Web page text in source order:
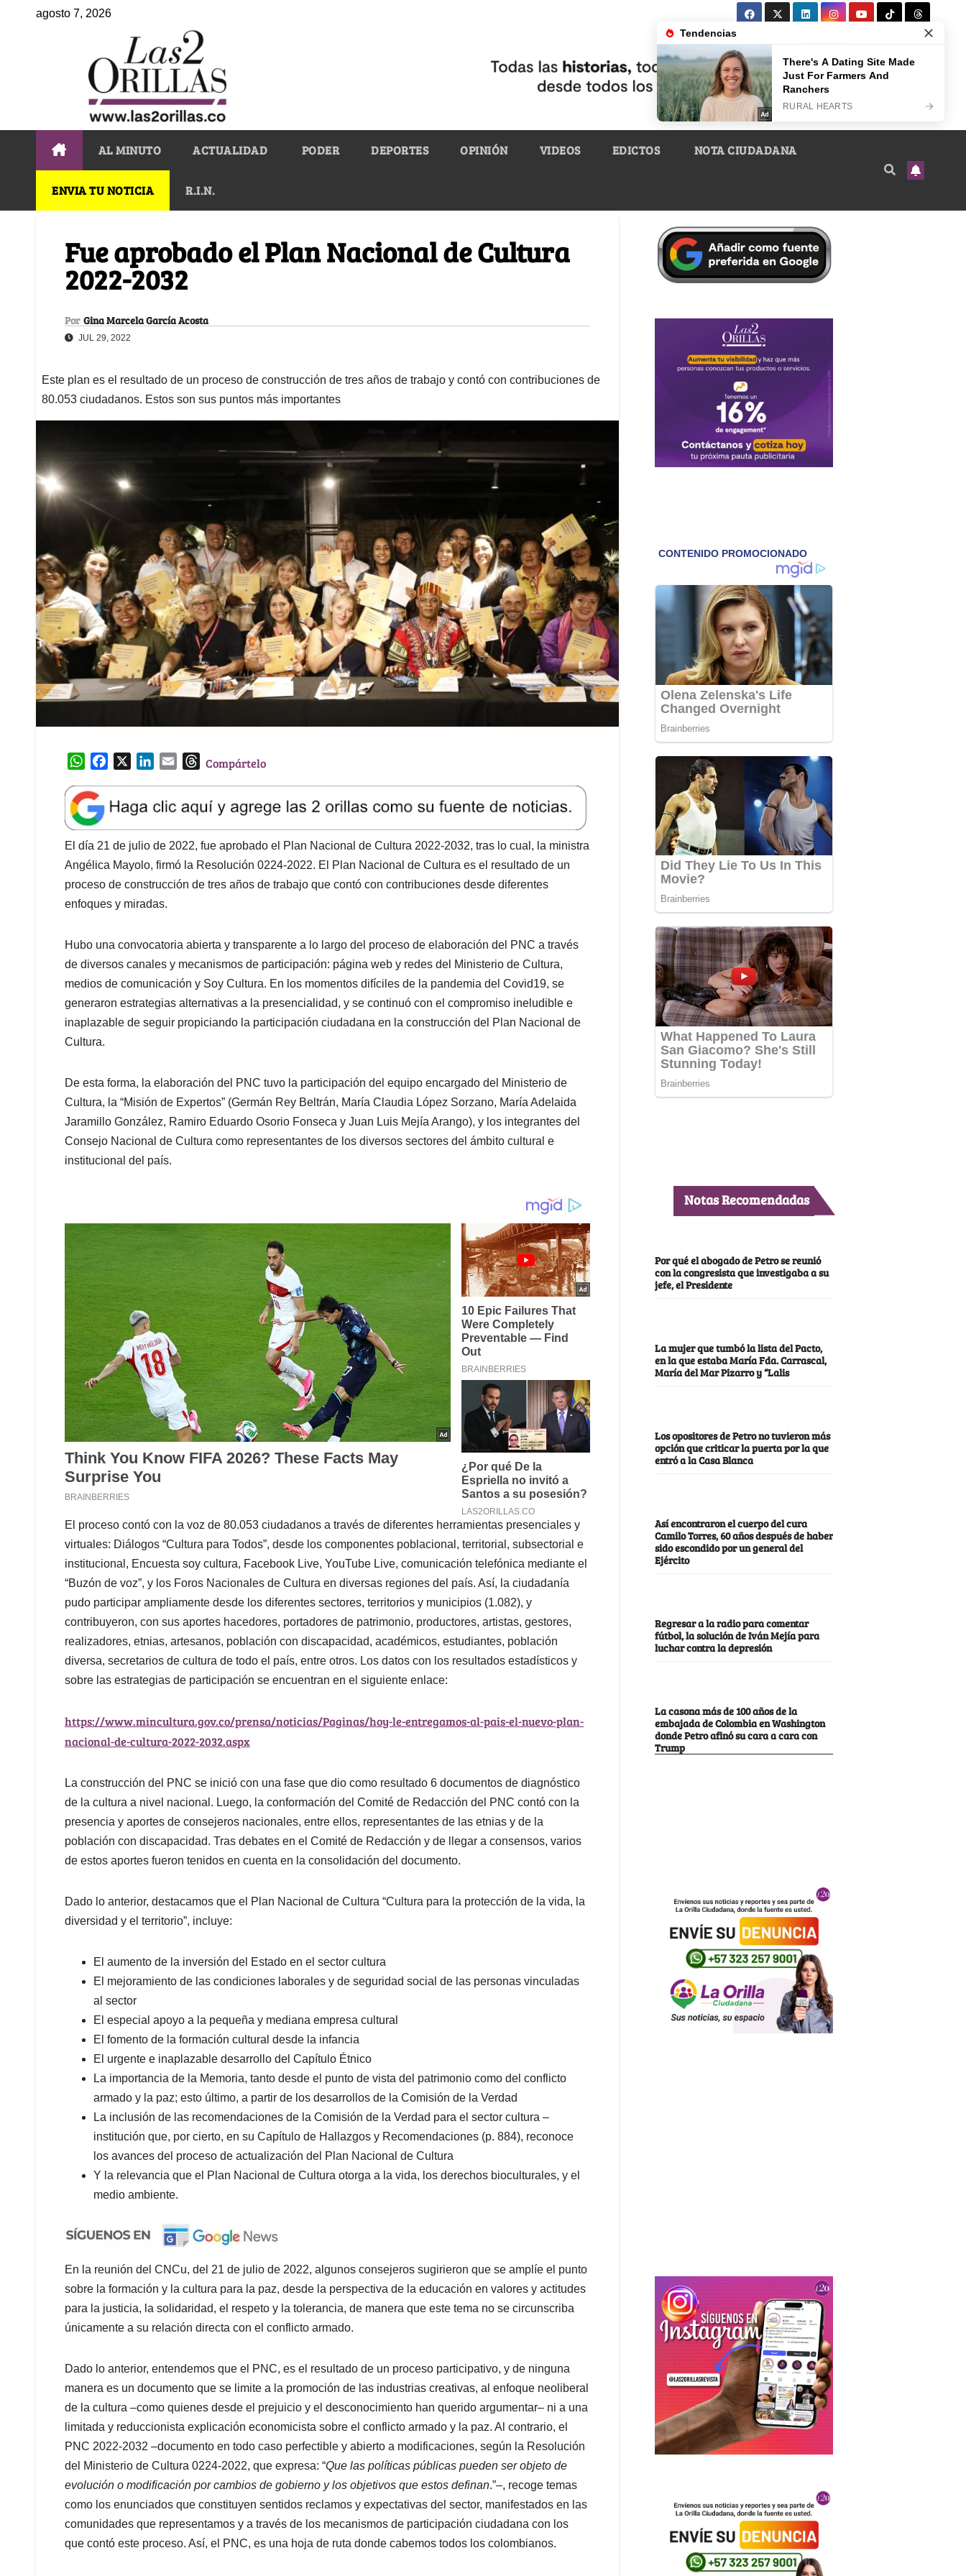
agosto 7, 2026
AL MINUTO ACTUALIDAD PODER DEPORTES OPINIÓN VIDEOS EDICTOS NOTA CIUDADANA
ENVIA TU NOTICIA R.I.N.
Fue aprobado el Plan Nacional de Cultura
2022-2032
Por Gina Marcela García Acosta
JUL 29, 2022
Este plan es el resultado de un proceso de construcción de tres años de trabajo y contó con contribuciones de
80.053 ciudadanos. Estos son sus puntos más importantes
W
a
t
s
A
p
p
e
b
o
o
k
k
e
d
I
n
l
T
e
a
d
s
Compártelo
El día 21 de julio de 2022, fue aprobado el Plan Nacional de Cultura 2022-2032, tras lo cual, la ministra
Angélica Mayolo, firmó la Resolución 0224-2022. El Plan Nacional de Cultura es el resultado de un
proceso de construcción de tres años de trabajo que contó con contribuciones desde diferentes
enfoques y miradas.
Hubo una convocatoria abierta y transparente a lo largo del proceso de elaboración del PNC a través
de diversos canales y mecanismos de participación: página web y redes del Ministerio de Cultura,
medios de comunicación y Soy Cultura. En los momentos difíciles de la pandemia del Covid19, se
generaron estrategias alternativas a la presencialidad, y se continuó con el compromiso ineludible e
inaplazable de seguir propiciando la participación ciudadana en la construcción del Plan Nacional de
Cultura.
De esta forma, la elaboración del PNC tuvo la participación del equipo encargado del Ministerio de
Cultura, la “Misión de Expertos” (Germán Rey Beltrán, María Claudia López Sorzano, María Adelaida
Jaramillo González, Ramiro Eduardo Osorio Fonseca y Juan Luis Mejía Arango), y los integrantes del
Consejo Nacional de Cultura como representantes de los diversos sectores del ámbito cultural e
institucional del país.
El proceso contó con la voz de 80.053 ciudadanos a través de diferentes herramientas presenciales y
virtuales: Diálogos “Cultura para Todos”, desde los componentes poblacional, territorial, subsectorial e
institucional, Encuesta soy cultura, Facebook Live, YouTube Live, comunicación telefónica mediante el
“Buzón de voz”, y los Foros Nacionales de Cultura en diversas regiones del país. Así, la ciudadanía
pudo participar ampliamente desde los diferentes sectores, territorios y municipios (1.082), y
contribuyeron, con sus aportes hacedores, portadores de patrimonio, productores, artistas, gestores,
realizadores, etnias, artesanos, población con discapacidad, académicos, estudiantes, población
diversa, secretarios de cultura de todo el país, entre otros. Los datos con los resultados estadísticos y
sobre las estrategias de participación se encuentran en el siguiente enlace:
https://www.mincultura.gov.co/prensa/noticias/Paginas/hoy-le-entregamos-al-pais-el-nuevo-plan-
nacional-de-cultura-2022-2032.aspx
La construcción del PNC se inició con una fase que dio como resultado 6 documentos de diagnóstico
de la cultura a nivel nacional. Luego, la conformación del Comité de Redacción del PNC contó con la
presencia y aportes de consejeros nacionales, entre ellos, representantes de las etnias y de la
población con discapacidad. Tras debates en el Comité de Redacción y de llegar a consensos, varios
de estos aportes fueron tenidos en cuenta en la consolidación del documento.
Dado lo anterior, destacamos que el Plan Nacional de Cultura “Cultura para la protección de la vida, la
diversidad y el territorio”, incluye:
El aumento de la inversión del Estado en el sector cultura
El mejoramiento de las condiciones laborales y de seguridad social de las personas vinculadas
al sector
El especial apoyo a la pequeña y mediana empresa cultural
El fomento de la formación cultural desde la infancia
El urgente e inaplazable desarrollo del Capítulo Étnico
La importancia de la Memoria, tanto desde el punto de vista del patrimonio como del conflicto
armado y la paz; esto último, a partir de los desarrollos de la Comisión de la Verdad
La inclusión de las recomendaciones de la Comisión de la Verdad para el sector cultura –
institución que, por cierto, en su Capítulo de Hallazgos y Recomendaciones (p. 884), reconoce
los avances del proceso de actualización del Plan Nacional de Cultura
Y la relevancia que el Plan Nacional de Cultura otorga a la vida, los derechos bioculturales, y el
medio ambiente.
En la reunión del CNCu, del 21 de julio de 2022, algunos consejeros sugirieron que se amplíe el punto
sobre la formación y la cultura para la paz, desde la perspectiva de la educación en valores y actitudes
para la justicia, la solidaridad, el respeto y la tolerancia, de manera que este tema no se circunscriba
únicamente a su relación directa con el conflicto armado.
Dado lo anterior, entendemos que el PNC, es el resultado de un proceso participativo, y de ninguna
manera es un documento que se limite a la promoción de las industrias creativas, al enfoque neoliberal
de la cultura –como quienes desde el prejuicio y el desconocimiento han querido argumentar– ni a una
limitada y reduccionista explicación economicista sobre el conflicto armado y la paz. Al contrario, el
PNC 2022-2032 –documento en todo caso perfectible y abierto a modificaciones, según la Resolución
del Ministerio de Cultura 0224-2022, que expresa: “Que las políticas públicas pueden ser objeto de
evolución o modificación por cambios de gobierno y los objetivos que estos definan.”–, recoge temas
como los enunciados que constituyen sentidos reclamos y expectativas del sector, manifestados en las
comunidades que representamos y a través de los mecanismos de participación ciudadana con los
que contó este proceso. Así, el PNC, es una hoja de ruta donde cabemos todos los colombianos.
Notas Recomendadas
Por qué el abogado de Petro se reunió
con la congresista que investigaba a su
jefe, el Presidente
La mujer que tumbó la lista del Pacto,
en la que estaba María Fda. Carrascal,
María del Mar Pizarro y “Lalis
Los opositores de Petro no tuvieron más
opción que criticar la puerta por la que
entró a la Casa Blanca
Así encontraron el cuerpo del cura
Camilo Torres, 60 años después de haber
sido escondido por un general del
Ejército
Regresar a la radio para comentar
fútbol, la solución de Iván Mejía para
luchar contra la depresión
La casona más de 100 años de la
embajada de Colombia en Washington
donde Petro afinó su cara a cara con
Trump